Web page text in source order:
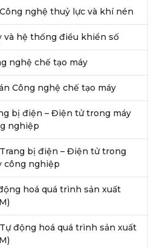
nghệ thuỷ lực và khí nén
và hệ thống điều khiển số
nghệ chế tạo máy
Công nghệ chế tạo máy
bị điện – Điện tử trong máy
nghiệp
bị điện – Điện tử trong
công nghiệp
hoá quá trình sản xuất
động hoá quá trình sản xuất